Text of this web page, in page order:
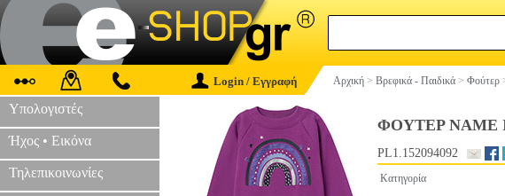
Login / Εγγραφή Αρχική > Βρεφικά - Παιδικά > Φούτερ
Υπολογιστές
Ήχος • Εικόνα
Τηλεπικοινωνίες
ΦΟΥΤΕΡ NAME
PL1.152094092
Κατηγορία